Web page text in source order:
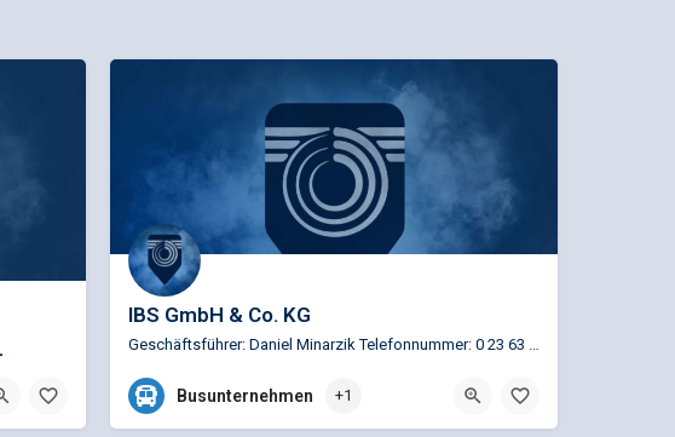
IBS GmbH & Co. KG
Geschäftsführer: Daniel Minarzik Telefonnummer: 0 23 63 / 8 07 52 22
0 23 63 / 8 07 52 22
Bülowstraße 137, Datteln, Deutschland
Busunternehmen +1